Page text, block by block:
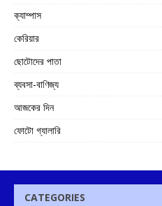
ক্যাম্পাস
কেরিয়ার
ছোটোদের পাতা
ব্যবসা-বাণিজ্য
আজকের দিন
ফোটো গ্যালারি
CATEGORIES